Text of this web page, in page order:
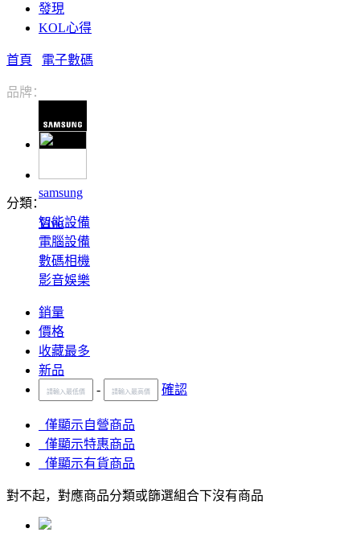
發現
KOL心得
首頁 電子數碼
品牌：
samsung
Vivo
分類：
智能設備
電腦設備
數碼相機
影音娛樂
銷量
價格
收藏最多
新品
-
確認
僅顯示自營商品
僅顯示特惠商品
僅顯示有貨商品
對不起，對應商品分類或篩選組合下沒有商品